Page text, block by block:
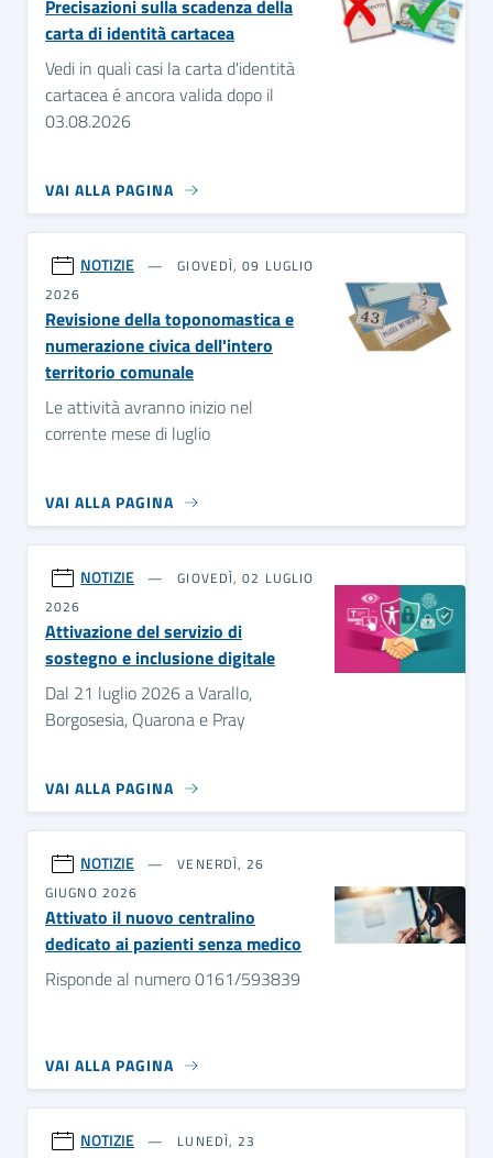
Precisazioni sulla scadenza della
carta di identità cartacea
Vedi in quali casi la carta d'identità
cartacea é ancora valida dopo il
03.08.2026
VAI ALLA PAGINA
NOTIZIE
GIOVEDÌ, 09 LUGLIO
2026
Revisione della toponomastica e
numerazione civica dell'intero
territorio comunale
Le attività avranno inizio nel
corrente mese di luglio
VAI ALLA PAGINA
NOTIZIE
GIOVEDÌ, 02 LUGLIO
2026
Attivazione del servizio di
sostegno e inclusione digitale
Dal 21 luglio 2026 a Varallo,
Borgosesia, Quarona e Pray
VAI ALLA PAGINA
NOTIZIE
VENERDÌ, 26
GIUGNO 2026
Attivato il nuovo centralino
dedicato ai pazienti senza medico
Risponde al numero 0161/593839
VAI ALLA PAGINA
NOTIZIE LUNEDÌ, 23